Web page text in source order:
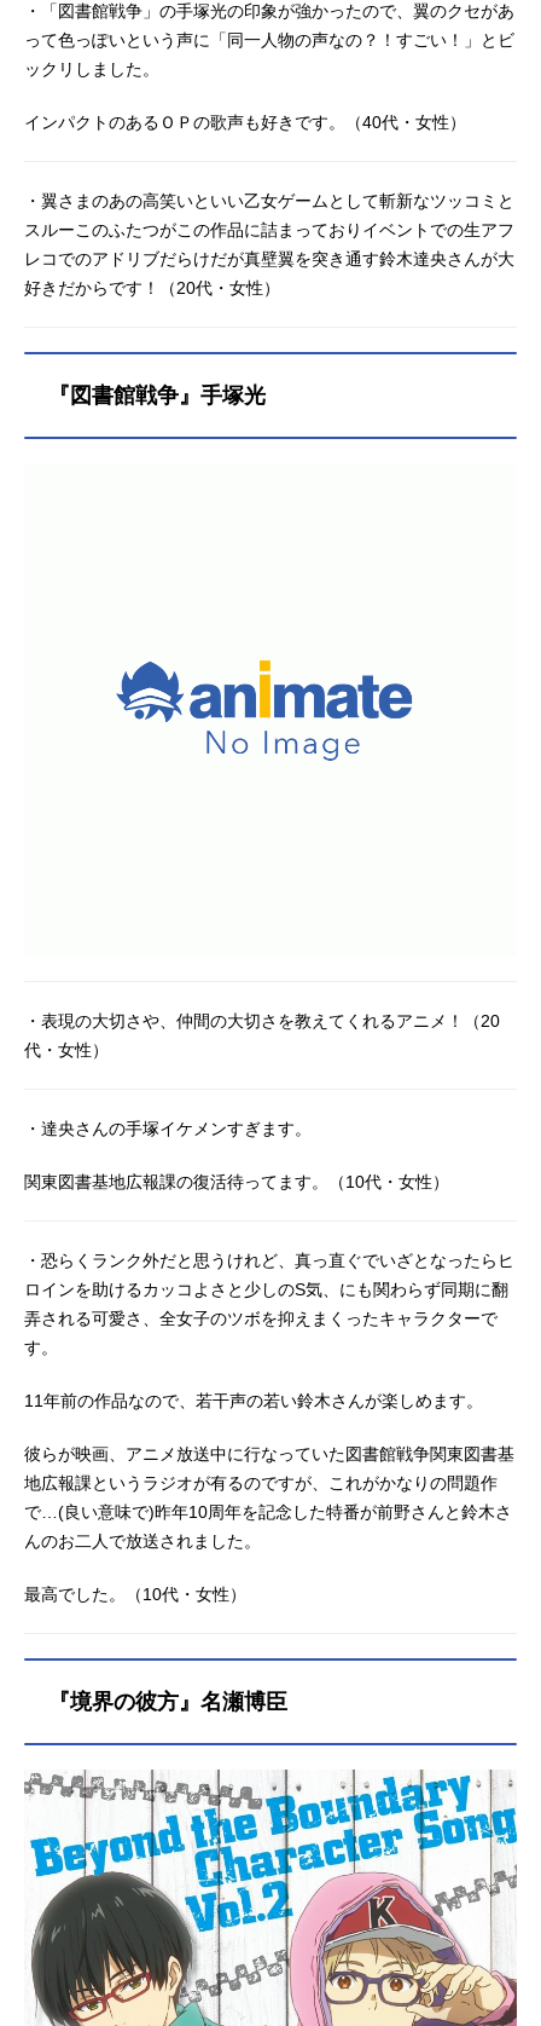
・「図書館戦争」の手塚光の印象が強かったので、翼のクセがあ
って色っぽいという声に「同一人物の声なの？！すごい！」とビ
ックリしました。
インパクトのあるＯＰの歌声も好きです。（40代・女性）
・翼さまのあの高笑いといい乙女ゲームとして斬新なツッコミと
スルーこのふたつがこの作品に詰まっておりイベントでの生アフ
レコでのアドリブだらけだが真壁翼を突き通す鈴木達央さんが大
好きだからです！（20代・女性）
『図書館戦争』手塚光
・表現の大切さや、仲間の大切さを教えてくれるアニメ！（20
代・女性）
・達央さんの手塚イケメンすぎます。
関東図書基地広報課の復活待ってます。（10代・女性）
・恐らくランク外だと思うけれど、真っ直ぐでいざとなったらヒ
ロインを助けるカッコよさと少しのS気、にも関わらず同期に翻
弄される可愛さ、全女子のツボを抑えまくったキャラクターで
す。
11年前の作品なので、若干声の若い鈴木さんが楽しめます。
彼らが映画、アニメ放送中に行なっていた図書館戦争関東図書基
地広報課というラジオが有るのですが、これがかなりの問題作
で…(良い意味で)昨年10周年を記念した特番が前野さんと鈴木さ
んのお二人で放送されました。
最高でした。（10代・女性）
『境界の彼方』名瀬博臣